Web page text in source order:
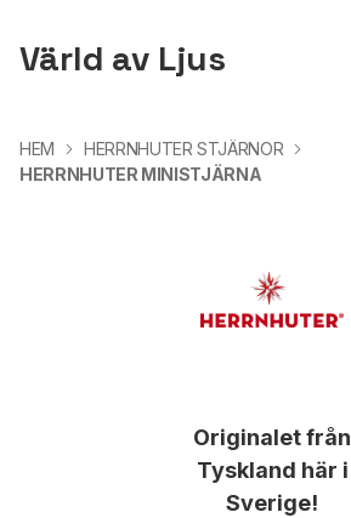
Värld av Ljus
HEM
HERRNHUTER STJÄRNOR
HERRNHUTER MINISTJÄRNA
Originalet från
Tyskland här i
Sverige!